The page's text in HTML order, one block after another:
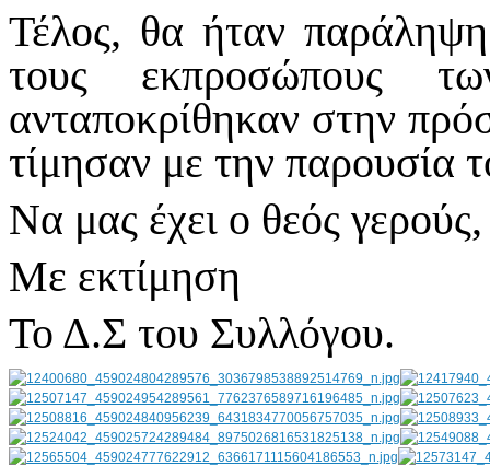
Τέλος, θα ήταν
τους εκπροσώπους
ανταποκρίθηκαν στην
τίμησαν με την παρουσία
Να μας έχει ο θεός
Με εκτίμηση
Το Δ.Σ του Συλλόγου.